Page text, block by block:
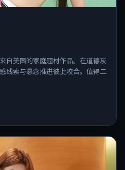
自美国的家庭题材作品。在道德灰
线索与悬念推进彼此咬合。值得二